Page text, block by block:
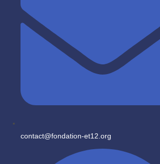
contact@fondation-et12.org